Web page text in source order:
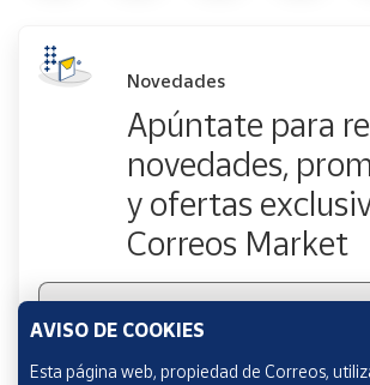
Novedades
Apúntate para
novedades,
y ofertas
Correos Market
Escribe tu email
AVISO DE COOKIES
Esta página web, propiedad de Correos,